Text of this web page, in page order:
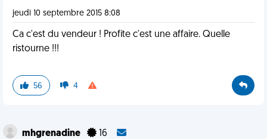
jeudi 10 septembre 2015 8:08
Ca c'est du vendeur ! Profite c'est une affaire. Quelle
ristourne !!!
56 4
mhgrenadine 16